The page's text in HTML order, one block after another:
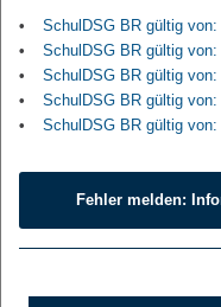
SchulDSG BR gültig
SchulDSG BR gültig
SchulDSG BR gültig
SchulDSG BR gültig
SchulDSG BR gültig
Fehler melden: